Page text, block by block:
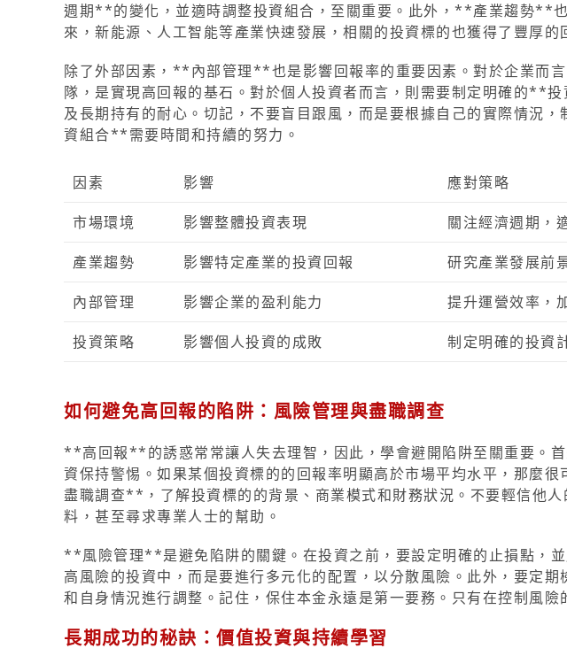
週期**的變化，並適時調整投資組合，至關重要。此外，**產業趨勢**
來，新能源、人工智能等產業快速發展，相關的投資標的也獲得了豐厚的
除了外部因素，**內部管理**也是影響回報率的重要因素。對於企業而
隊，是實現高回報的基石。對於個人投資者而言，則需要制定明確的
及長期持有的耐心。切記，不要盲目跟風，而是要根據自己的實際情況
資組合**需要時間和持續的努力。
因素 影響 應對策略
市場環境 影響整體投資表現 關注經濟週期，
產業趨勢 影響特定產業的投資回報 研究產業發展前
內部管理 影響企業的盈利能力 提升運營效率，
投資策略 影響個人投資的成敗 制定明確的投資
如何避免高回報的陷阱：風險管理與盡職調查
**高回報**的誘惑常常讓人失去理智，因此，學會避開陷阱至關重要。
資保持警惕。如果某個投資標的的回報率明顯高於市場平均水平，那麼
盡職調查**，了解投資標的的背景、商業模式和財務狀況。不要輕信他
料，甚至尋求專業人士的幫助。
**風險管理**是避免陷阱的關鍵。在投資之前，要設定明確的止損點，
高風險的投資中，而是要進行多元化的配置，以分散風險。此外，要定
和自身情況進行調整。記住，保住本金永遠是第一要務。只有在控制風
長期成功的秘訣：價值投資與持續學習